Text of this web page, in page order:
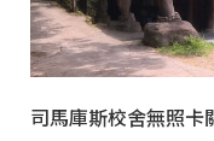
司馬庫斯校舍無照卡